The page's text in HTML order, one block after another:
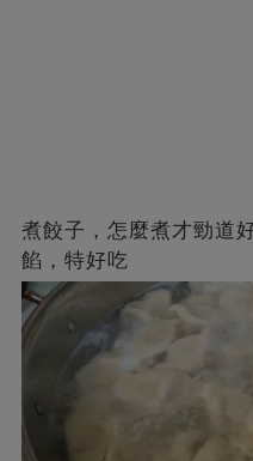
煮餃子，怎麼煮才勁道
餡，特好吃